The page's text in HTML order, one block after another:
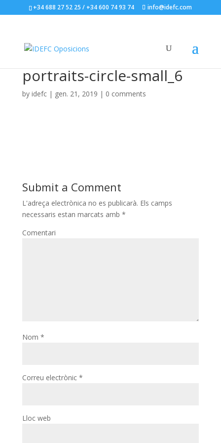
+34 688 27 52 25 / +34 600 74 93 74 info@idefc.com
portraits-circle-small_6
by idefc| gen. 21, 2019 | 0 comments
Submit a Comment
L'adreça electrònica no es publicarà. Els camps
necessaris estan marcats amb *
Comentari
Nom *
Correu electrònic *
Lloc web